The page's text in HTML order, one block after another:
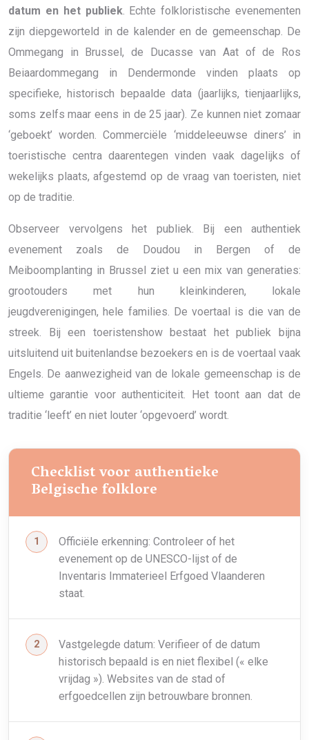
datum en het publiek. Echte folkloristische evenementen
zijn diepgeworteld in de kalender en de gemeenschap. De
Ommegang in Brussel, de Ducasse van Aat of de Ros
Beiaardommegang in Dendermonde vinden plaats op
specifieke, historisch bepaalde data (jaarlijks, tienjaarlijks,
soms zelfs maar eens in de 25 jaar). Ze kunnen niet zomaar
‘geboekt’ worden. Commerciële ‘middeleeuwse diners’ in
toeristische centra daarentegen vinden vaak dagelijks of
wekelijks plaats, afgestemd op de vraag van toeristen, niet
op de traditie.
Observeer vervolgens het publiek. Bij een authentiek
evenement zoals de Doudou in Bergen of de
Meiboomplanting in Brussel ziet u een mix van generaties:
grootouders met hun kleinkinderen, lokale
jeugdverenigingen, hele families. De voertaal is die van de
streek. Bij een toeristenshow bestaat het publiek bijna
uitsluitend uit buitenlandse bezoekers en is de voertaal vaak
Engels. De aanwezigheid van de lokale gemeenschap is de
ultieme garantie voor authenticiteit. Het toont aan dat de
traditie ‘leeft’ en niet louter ‘opgevoerd’ wordt.
Checklist voor authentieke
Belgische folklore
Officiële erkenning: Controleer of het
evenement op de UNESCO-lijst of de
Inventaris Immaterieel Erfgoed Vlaanderen
staat.
Vastgelegde datum: Verifieer of de datum
historisch bepaald is en niet flexibel (« elke
vrijdag »). Websites van de stad of
erfgoedcellen zijn betrouwbare bronnen.